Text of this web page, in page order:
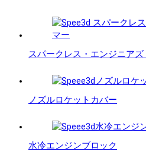
スパークレス・エンジニアズ
ノズルロケットカバー
水冷エンジンブロック